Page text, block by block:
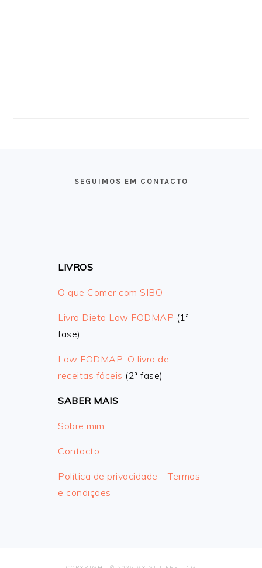
SEGUIMOS EM CONTACTO
LIVROS
O que Comer com SIBO
Livro Dieta Low FODMAP (1ª
fase)
Low FODMAP: O livro de
receitas fáceis (2ª fase)
SABER MAIS
Sobre mim
Contacto
Política de privacidade – Termos
e condições